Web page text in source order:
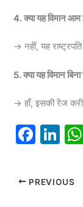
4. क्या यह विमान आम
→ नहीं, यह
5. क्या यह विमान
→ हाँ, इसकी रेंज
F
c
e
Li
k
e
PREVIOUS